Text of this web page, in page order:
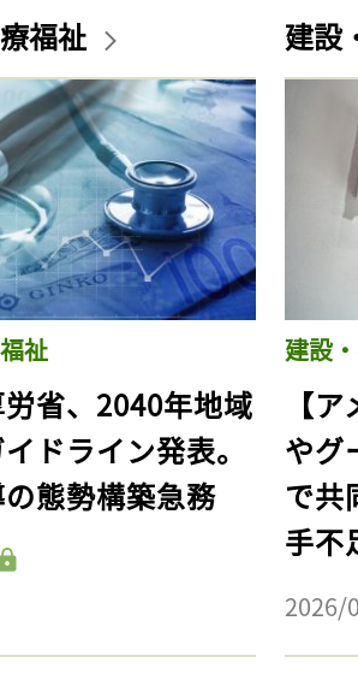
福祉
祉
労省、2040年地域
ドライン発表。
態勢構築急務
建設
建設
【
やグ
で共
手不
2026/